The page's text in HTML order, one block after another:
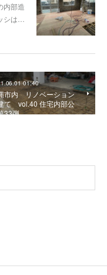
内部造
は…
01:40
市内 リノベーション
て vol.40 住宅内部公
33弾